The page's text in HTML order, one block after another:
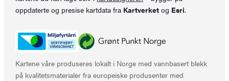
oppdaterte og presise kartdata fra Kartverket og Esri.
Kartene våre produseres lokalt i Norge med vannbasert blekk
på kvalitetsmaterialer fra europeiske produsenter med